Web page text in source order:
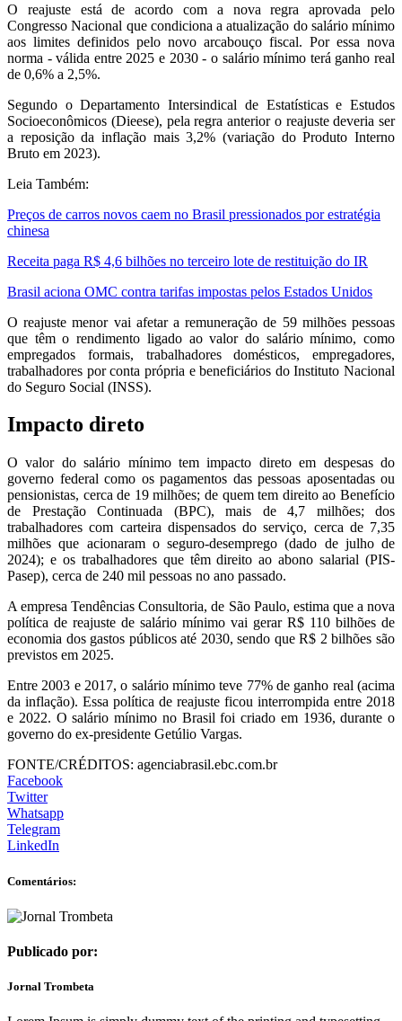
O reajuste está de acordo com a nova regra aprovada pelo
Congresso Nacional que condiciona a atualização do salário mínimo
aos limites definidos pelo novo arcabouço fiscal. Por essa nova
norma - válida entre 2025 e 2030 - o salário mínimo terá ganho real
de 0,6% a 2,5%.
Segundo o Departamento Intersindical de Estatísticas e Estudos
Socioeconômicos (Dieese), pela regra anterior o reajuste deveria ser
a reposição da inflação mais 3,2% (variação do Produto Interno
Bruto em 2023).
Leia Também:
Preços de carros novos caem no Brasil pressionados por estratégia
chinesa
Receita paga R$ 4,6 bilhões no terceiro lote de restituição do IR
Brasil aciona OMC contra tarifas impostas pelos Estados Unidos
O reajuste menor vai afetar a remuneração de 59 milhões pessoas
que têm o rendimento ligado ao valor do salário mínimo, como
empregados formais, trabalhadores domésticos, empregadores,
trabalhadores por conta própria e beneficiários do Instituto Nacional
do Seguro Social (INSS).
Impacto direto
O valor do salário mínimo tem impacto direto em despesas do
governo federal como os pagamentos das pessoas aposentadas ou
pensionistas, cerca de 19 milhões; de quem tem direito ao Benefício
de Prestação Continuada (BPC), mais de 4,7 milhões; dos
trabalhadores com carteira dispensados do serviço, cerca de 7,35
milhões que acionaram o seguro-desemprego (dado de julho de
2024); e os trabalhadores que têm direito ao abono salarial (PIS-
Pasep), cerca de 240 mil pessoas no ano passado.
A empresa Tendências Consultoria, de São Paulo, estima que a nova
política de reajuste de salário mínimo vai gerar R$ 110 bilhões de
economia dos gastos públicos até 2030, sendo que R$ 2 bilhões são
previstos em 2025.
Entre 2003 e 2017, o salário mínimo teve 77% de ganho real (acima
da inflação). Essa política de reajuste ficou interrompida entre 2018
e 2022. O salário mínimo no Brasil foi criado em 1936, durante o
governo do ex-presidente Getúlio Vargas.
FONTE/CRÉDITOS: agenciabrasil.ebc.com.br
Facebook
Twitter
Whatsapp
Telegram
LinkedIn
Comentários:
Publicado por:
Jornal Trombeta